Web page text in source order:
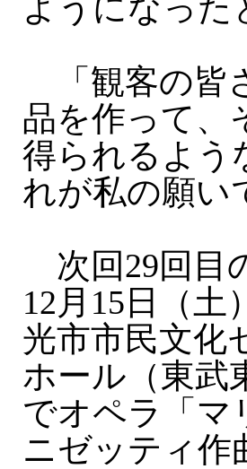
ようになった
「観客の皆
品を作って、
得られるよう
れが私の願い
次回29回目
12月15日（土
光市市民文
ホール（東武
でオペラ「マ
ニゼッティ作